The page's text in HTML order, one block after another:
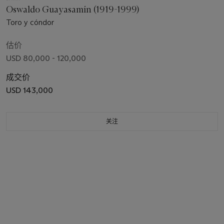
Oswaldo Guayasamín (1919-1999)
Toro y cóndor
估价
USD 80,000 - 120,000
成交价
USD 143,000
关注